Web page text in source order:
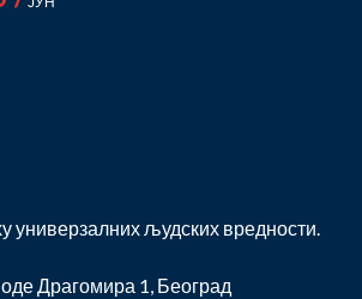
универзалних људских вредности.
Драгомира 1, Београд